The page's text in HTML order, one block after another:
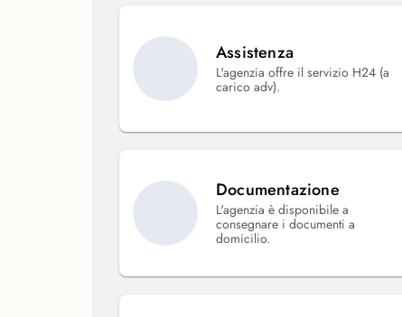
Assistenza
L'agenzia offre il servizio H24 (a
carico adv).
Documentazione
L'agenzia è disponibile a
consegnare i documenti a
domicilio.